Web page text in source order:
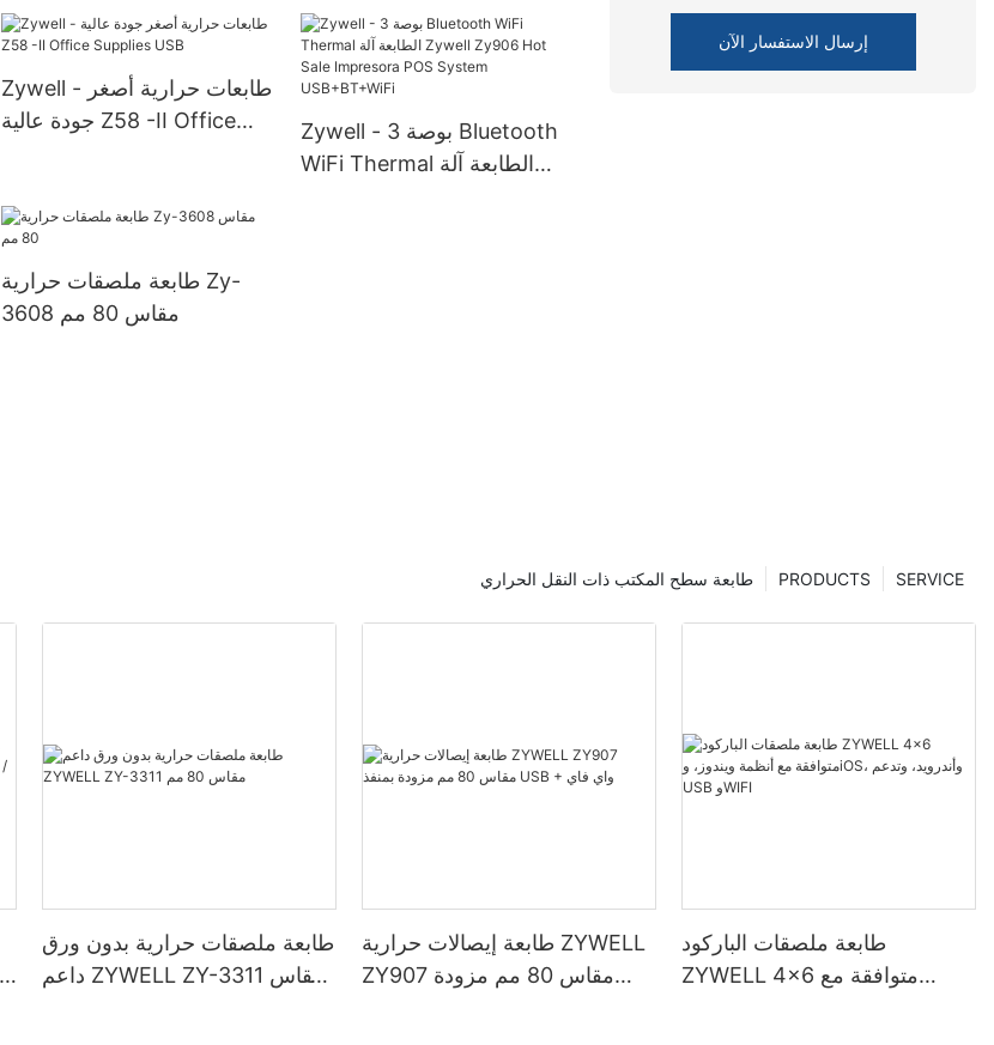
Zy909 USB
PEARTE مع تطبيق طباعة
قائمة انتظار ZY307Q
USB+RS232+LAN
Zywell - طابعات حرارية أصغر
جودة عالية Z58 -II Office
Zywell - 3 بوصة Bluetooth
WiFi Thermal الطابعة آلة
طابعة ملصقات حرارية Zy-
3608 مقاس 80 مم
إرسال الاستفسار الآن
SERVICE
PRODUCTS طابعة سطح المكتب ذات النقل الحراري
طابعة ملصقات حرارية بدون ورق
داعم ZYWELL ZY-3311 مقاس
طابعة إيصالات حرارية ZYWELL
ZY907 مقاس 80 مم مزودة
طابعة ملصقات الباركود
ZYWELL 4x6 متوافقة مع